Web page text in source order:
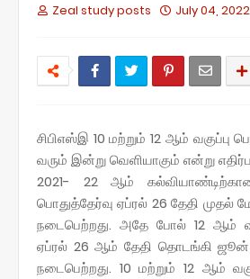
Zeal study posts July 04, 2022
சிபிஎஸ்இ 10 மற்றும் 12 ஆம் வகுப்பு
வரும் இன்று வெளியாகும் என்று
2021- 22 ஆம்
பொதுத்தேர்வு ஏப்ரல் 26 தேதி முதல்
நடைபெற்றது. அதே போல் 12 ஆம்
ஏப்ரல் 26 ஆம் தேதி தொடங்கி
நடைபெற்றது. 10 மற்றும் 12 ஆம்